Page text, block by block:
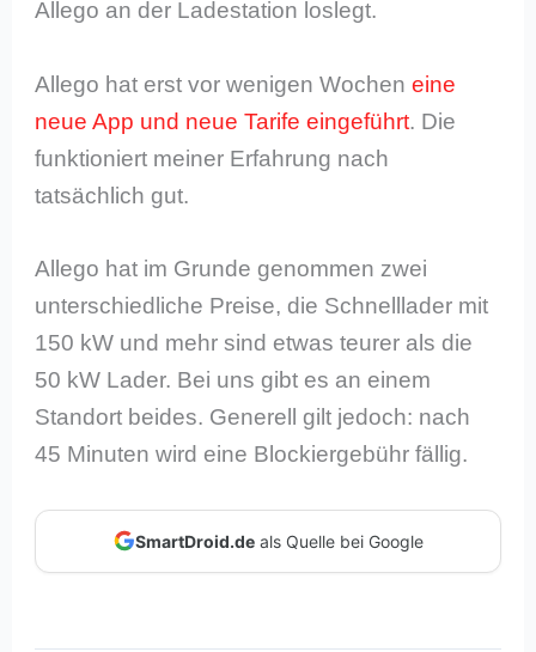
Allego an der Ladestation loslegt.
Allego hat erst vor wenigen Wocheneine
neue App und neue Tarife eingeführt. Die
funktioniert meiner Erfahrung nach
tatsächlich gut.
Allego hat im Grunde genommen zwei
unterschiedliche Preise, die Schnelllader mit
150 kW und mehr sind etwas teurer als die
50 kW Lader. Bei uns gibt es an einem
Standort beides. Generell gilt jedoch: nach
45 Minuten wird eine Blockiergebühr fällig.
SmartDroid.deals Quelle bei Google